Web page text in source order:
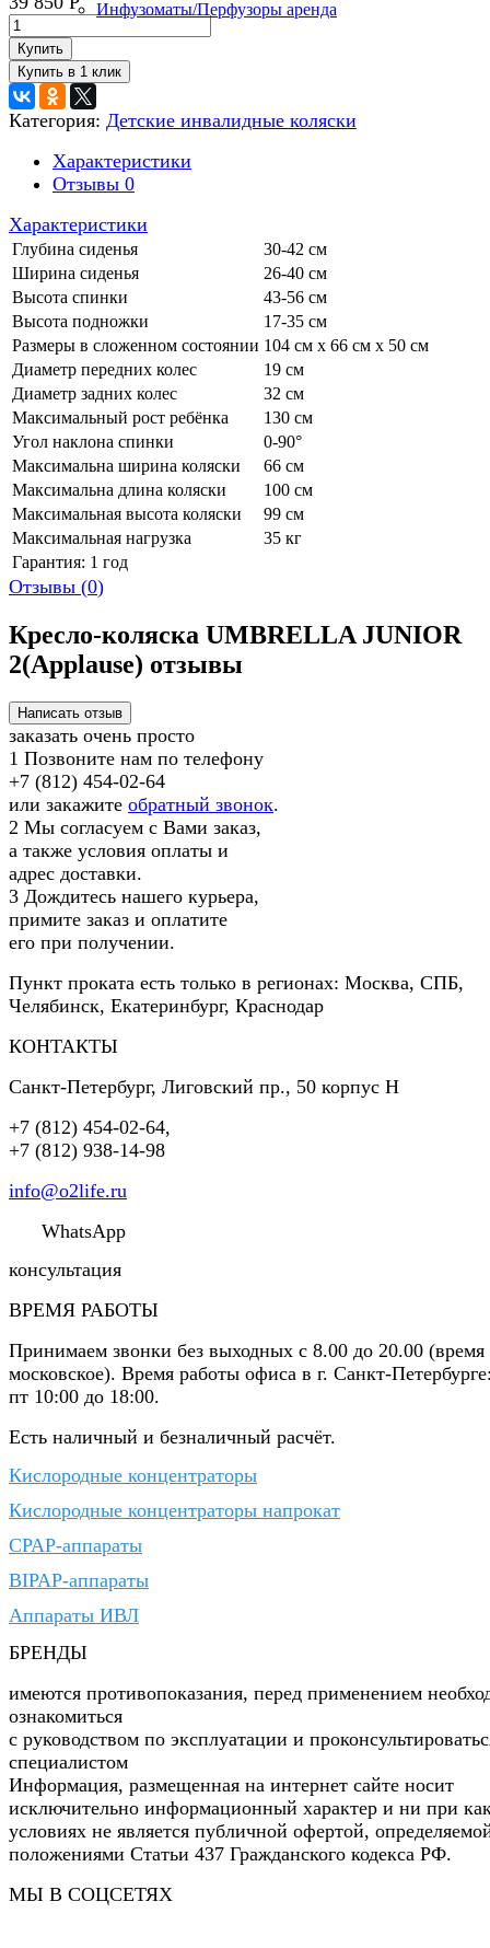
Инфузоматы/Перфузоры аренда
Купить
Категория: Детские инвалидные коляски
Характеристики
Отзывы 0
Характеристики
Глубина сиденья
30-42 см
Ширина сиденья
26-40 см
Высота спинки
43-56 см
Высота подножки
17-35 см
Размеры в сложенном состоянии 104 см х 66 см х 50 см
Диаметр передних колес
19 см
Диаметр задних колес
32 см
Максимальный рост ребёнка
130 см
Угол наклона спинки
0-90°
Максимальна ширина коляски
66 см
Максимальна длина коляски
100 см
Максимальная высота коляски
99 см
Максимальная нагрузка
35 кг
Гарантия: 1 год
Отзывы (0)
Кресло-коляска UMBRELLA JUNIOR
2(Applause) отзывы
заказать очень просто
1 Позвоните нам по телефону
+7 (812) 454-02-64
или закажите обратный звонок.
2 Мы согласуем с Вами заказ,
а также условия оплаты и
адрес доставки.
3 Дождитесь нашего курьера,
примите заказ и оплатите
его при получении.
Пункт проката есть только в регионах: Москва, СПБ,
Челябинск, Екатеринбург, Краснодар
КОНТАКТЫ
Санкт-Петербург, Лиговский пр., 50 корпус Н
+7 (812) 454-02-64,
+7 (812) 938-14-98
info@o2life.ru
WhatsApp
консультация
ВРЕМЯ РАБОТЫ
Принимаем звонки без выходных с 8.00 до 20.00 (время
московское). Время работы офиса в г. Санкт-
пт 10:00 до 18:00.
Есть наличный и безналичный расчёт.
Кислородные концентраторы
Кислородные концентраторы напрокат
CPAP-аппараты
BIPAP-аппараты
Аппараты ИВЛ
БРЕНДЫ
имеются противопоказания, перед применением
ознакомиться
с руководством по эксплуатации и
специалистом
Информация, размещенная на интернет сайте носит
исключительно информационный характер и ни при
условиях не является публичной офертой,
положениями Статьи 437 Гражданского кодекса РФ.
МЫ В СОЦСЕТЯХ